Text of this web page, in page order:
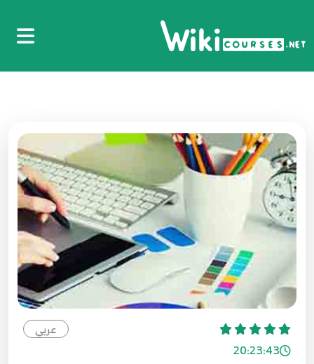
عربي
20:23:43